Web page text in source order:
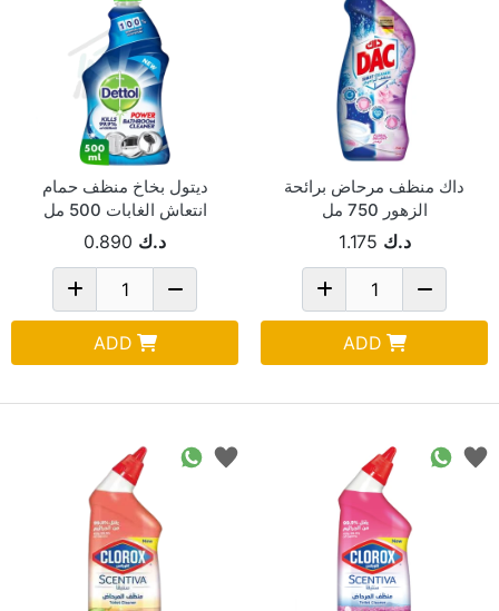
داك منظف مرحاض برائحة
الزهور 750 مل
د.ك 1.175
ADD
ديتول بخاخ منظف حمام
انتعاش الغابات 500 مل
د.ك 0.890
ADD